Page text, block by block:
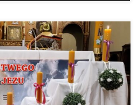
Msze św. wotywne o Matce Bożej, będą
do soboty o godz. 18.00.
śpiewamy godzinki do Matki Bożej.
na to nabożeństwo szczególnie
specjalne kazanie. Dzieci otrzymają